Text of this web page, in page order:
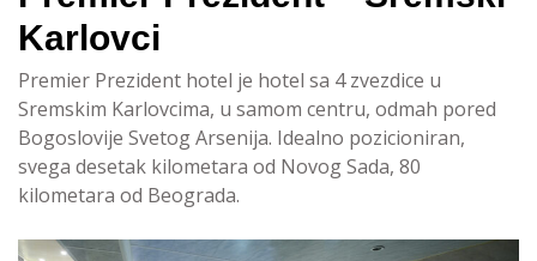
Karlovci
Premier Prezident hotel je hotel sa 4 zvezdice u
Sremskim Karlovcima, u samom centru, odmah pored
Bogoslovije Svetog Arsenija. Idealno pozicioniran,
svega desetak kilometara od Novog Sada, 80
kilometara od Beograda.